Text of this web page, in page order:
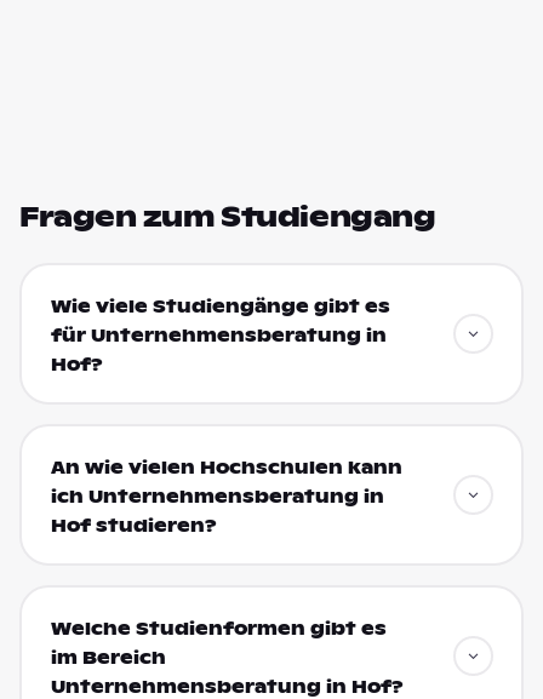
Fragen zum Studiengang
Wie viele Studiengänge gibt es
für Unternehmensberatung in
Hof?
An wie vielen Hochschulen kann
ich Unternehmensberatung in
Hof studieren?
Welche Studienformen gibt es
im Bereich
Unternehmensberatung in Hof?